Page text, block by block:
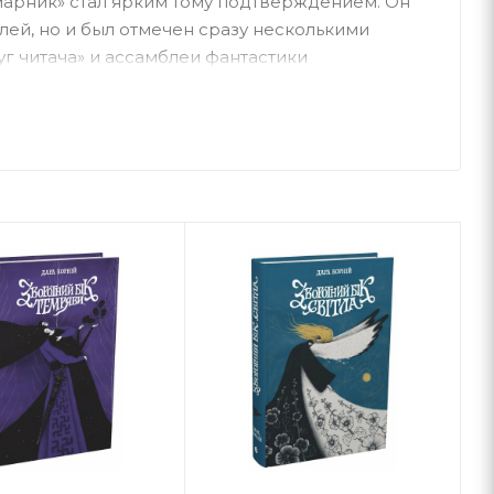
но и был отмечен сразу несколькими
читача» и ассамблеи фантастики
20 сентября 1970 года. Школу
области, после чего поступила в
во Львове на журналистско-
воспитывает дочь и сына, которых
Работает во Львовской национальной
имеет много увлечений, к числу
сказки, этнография и дохристианская